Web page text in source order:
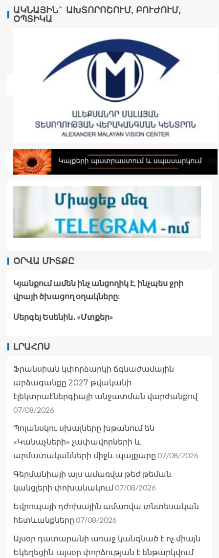
ԱԿՆԱՅԻՆ` ԱԽՏՈՐՈՇՈՒՄ, ԲՈՒԺՈՒՄ,
ՕՊՏԻԿԱ
ՕՐՎԱ ՄԻՏՔԸ
Կյանքում ամեն ինչ անցողիկ է, ինչպես ջրի
վրայի ծխացող օղակները:
Սերգեյ Եսենին․ «Մտքեր»
ԼՐԱՀՈՍ
Ֆրանսիան կփորձարկի ճգնաժամային
արձագանքը 2027 թվականի
էլեկտրաէներգիայի անջատման վարժանքով
07/08/2026
Պոլանսկու սխալները խթանում են
«Կանաչների» չափավորների և
արմատականների միջև պայքարը 07/08/2026
Գերմանիայի այս ամառվա թեժ թեման.
կանցլերի փոխանակում07/08/2026
Եվրոպայի դժոխային ամառվա տնտեսական
հետևանքները 07/08/2026
Այսօր դատարանի առաջ կանգնած է ոչ միայն
Եկեղեցին. այսօր փորձության է ենթարկվում